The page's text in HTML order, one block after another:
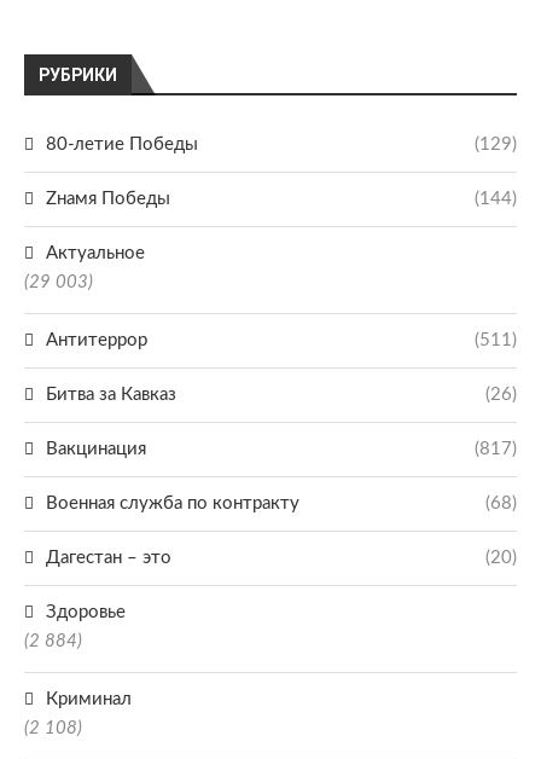
РУБРИКИ
80-летие Победы (129)
Zнамя Победы (144)
Актуальное
(29 003)
Антитеррор (511)
Битва за Кавказ (26)
Вакцинация (817)
Военная служба по контракту (68)
Дагестан – это (20)
Здоровье
(2 884)
Криминал
(2 108)